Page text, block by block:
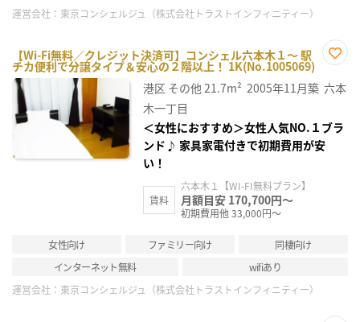
運営会社： 東京コンシェルジュ（株式会社トラストインフィニティー）
【Wi-Fi無料／クレジット決済可】コンシェル六本木１～ 駅
チカ便利で分譲タイプ＆安心の２階以上！ 1K(No.1005069)
に入
り登
港区 その他21.7m² 2005年11月築 六本
木一丁目
＜女性におすすめ＞女性人気NO.１ブラ
ンド♪ 家具家電付きで初期費用が安
い！
賃料
六本木１【WI-FI無料プラン】
月額目安 170,700円～
初期費用他 33,000円～
女性向け ファミリー向け
同棲向け
インターネット無料
wifiあり
運営会社： 東京コンシェルジュ（株式会社トラストインフィニティー）